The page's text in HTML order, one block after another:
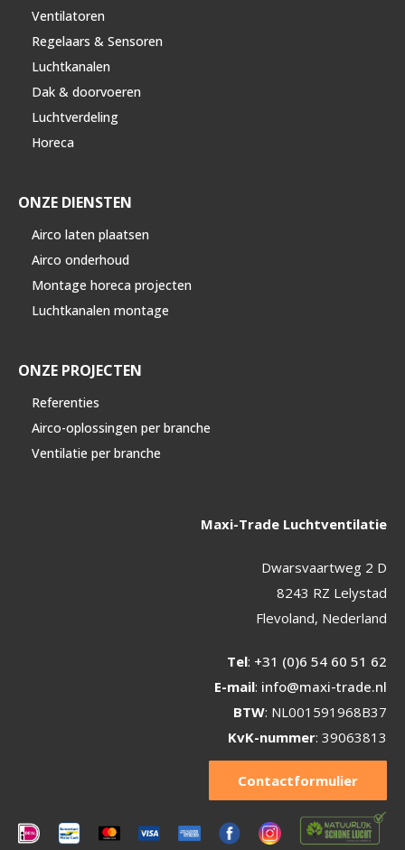
Ventilatoren
Regelaars & Sensoren
Luchtkanalen
Dak & doorvoeren
Luchtverdeling
Horeca
ONZE DIENSTEN
Airco laten plaatsen
Airco onderhoud
Montage horeca projecten
Luchtkanalen montage
ONZE PROJECTEN
Referenties
Airco-oplossingen per branche
Ventilatie per branche
Maxi-Trade Luchtventilatie
Dwarsvaartweg 2 D
8243 RZ Lelystad
Flevoland, Nederland
Tel: +31 (0)6 54 60 51 62
E-mail: info@maxi-trade.nl
BTW: NL001591968B37
KvK-nummer: 39063813
Contactformulier